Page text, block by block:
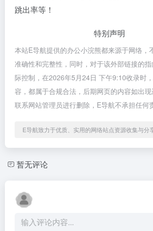
跳出率等！
特别声明
本站E导航提供的办公小浣熊都来源于网络，
准确性和完整性，同时，对于该外部链接的
际控制，在2026年5月24日 下午9:10收录时
容，都属于合规合法，后期网页的内容如出
联系网站管理员进行删除，E导航不承担任何
E导航致力于优质、实用的网络站点资源收集与分
暂无评论